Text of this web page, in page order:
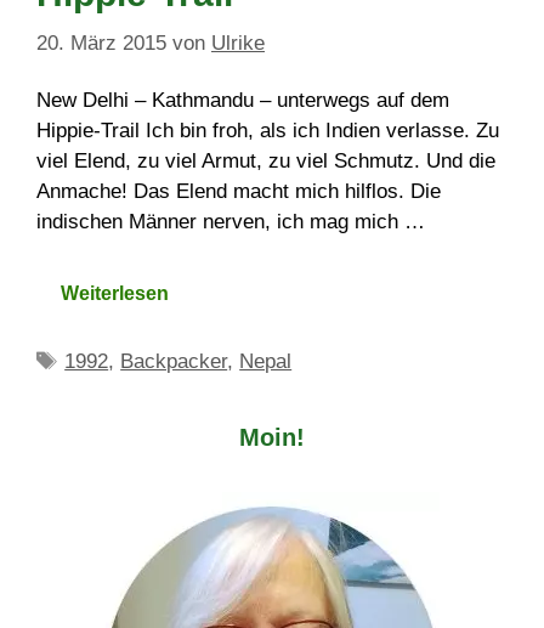
20. März 2015 von Ulrike
New Delhi – Kathmandu – unterwegs auf dem
Hippie-Trail Ich bin froh, als ich Indien verlasse. Zu
viel Elend, zu viel Armut, zu viel Schmutz. Und die
Anmache! Das Elend macht mich hilflos. Die
indischen Männer nerven, ich mag mich …
Weiterlesen
Schlagwörter
1992, Backpacker, Nepal
Moin!